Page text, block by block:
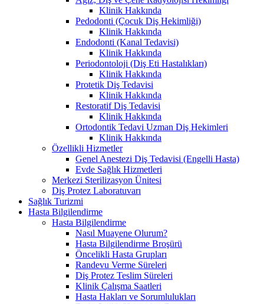
Klinik Hakkında
Pedodonti (Çocuk Diş Hekimliği)
Klinik Hakkında
Endodonti (Kanal Tedavisi)
Klinik Hakkında
Periodontoloji (Diş Eti Hastalıkları)
Klinik Hakkında
Protetik Diş Tedavisi
Klinik Hakkında
Restoratif Diş Tedavisi
Klinik Hakkında
Ortodontik Tedavi Uzman Diş Hekimleri
Klinik Hakkında
Özellikli Hizmetler
Genel Anestezi Diş Tedavisi (Engelli Hasta)
Evde Sağlık Hizmetleri
Merkezi Sterilizasyon Ünitesi
Diş Protez Laboratuvarı
Sağlık Turizmi
Hasta Bilgilendirme
Hasta Bilgilendirme
Nasıl Muayene Olurum?
Hasta Bilgilendirme Broşürü
Öncelikli Hasta Grupları
Randevu Verme Süreleri
Diş Protez Teslim Süreleri
Klinik Çalışma Saatleri
Hasta Hakları ve Sorumlulukları